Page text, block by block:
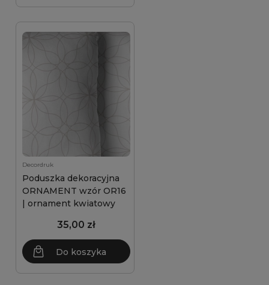
Decordruk
Poduszka dekoracyjna
ORNAMENT wzór OR16
| ornament kwiatowy
35,00 zł
Do koszyka